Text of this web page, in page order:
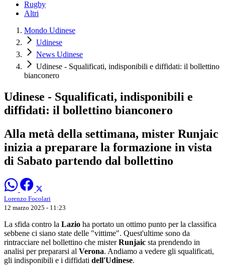
Rugby
Altri
Mondo Udinese
Udinese
News Udinese
Udinese - Squalificati, indisponibili e diffidati: il bollettino
bianconero
Udinese - Squalificati, indisponibili e
diffidati: il bollettino bianconero
Alla metà della settimana, mister Runjaic
inizia a preparare la formazione in vista
di Sabato partendo dal bollettino
Lorenzo Focolari
12 marzo 2025 - 11:23
La sfida contro la Lazio ha portato un ottimo punto per la classifica
sebbene ci siano state delle "vittime". Quest'ultime sono da
rintracciare nel bollettino che misterRunjaic sta prendendo in
analisi per prepararsi al Verona. Andiamo a vedere gli squalificati,
gli indisponibili e i diffidati dell'Udinese.